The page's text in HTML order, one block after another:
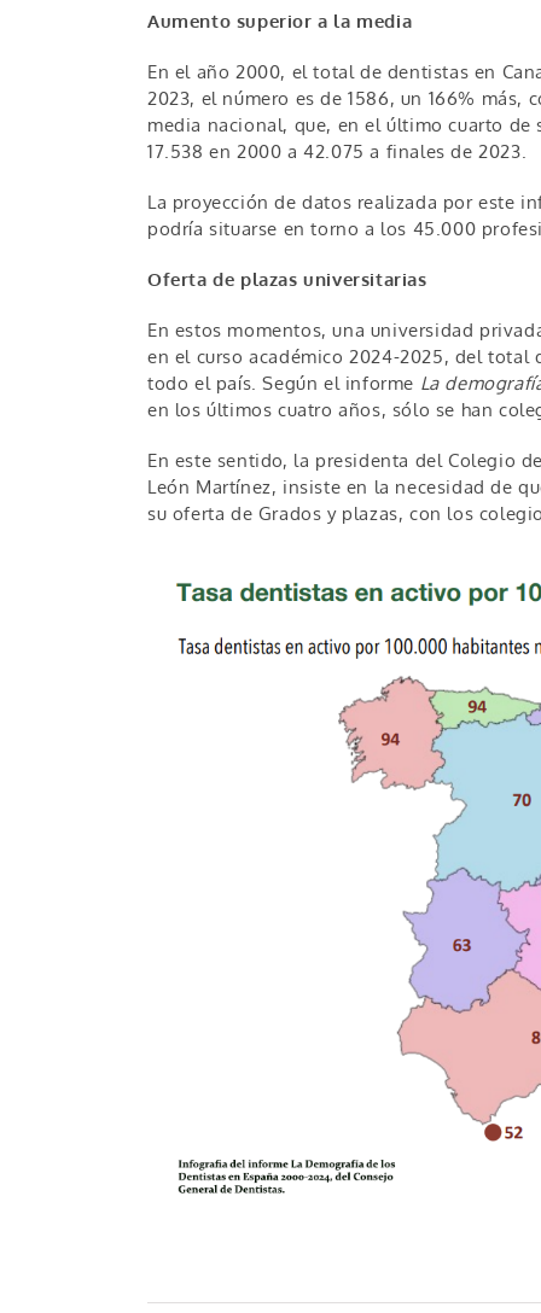
Aumento superior a la media
En el año 2000, el total de dentistas en
2023, el número es de 1586, un 166% más,
media nacional, que, en el último cuarto
17.538 en 2000 a 42.075 a finales de 2023.
La proyección de datos realizada por este
podría situarse en torno a los 45.000
Oferta de plazas universitarias
En estos momentos, una universidad
en el curso académico 2024-2025, del
todo el país. Según el informe La
en los últimos cuatro años, sólo se han
En este sentido, la presidenta del Colegio
León Martínez, insiste en la necesidad de
su oferta de Grados y plazas, con los